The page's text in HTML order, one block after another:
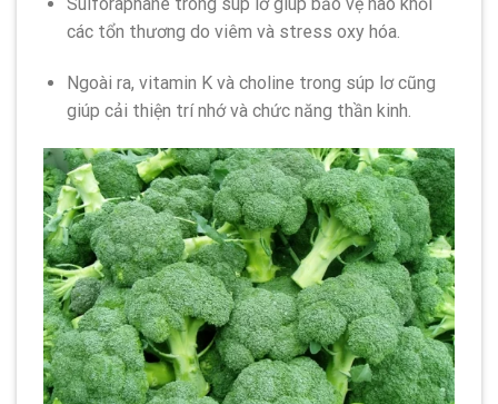
các tổn thương do viêm và stress oxy hóa.
Ngoài ra, vitamin K và choline trong súp lơ cũng
giúp cải thiện trí nhớ và chức năng thần kinh.